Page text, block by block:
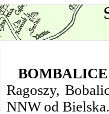
Ragoszy,
NNW od Bielska.